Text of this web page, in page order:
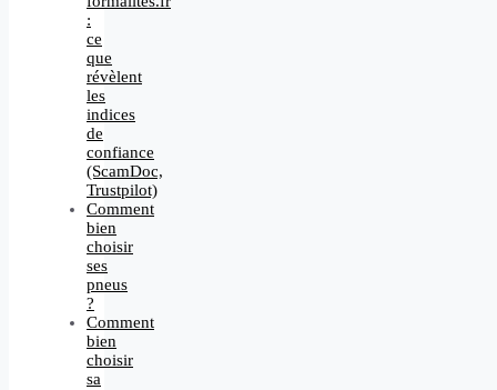
:
ce
que
révèlent
les
indices
de
confiance
(ScamDoc,
Trustpilot)
Comment
bien
choisir
ses
pneus
?
Comment
bien
choisir
sa